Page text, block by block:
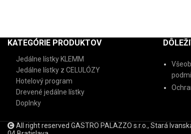
KATEGÓRIE PRODUKTOV
Jedálne lístky KLEMM
Jedálne lístky z CELULÓZY
Hotelový program
Drevené jedálne lístky
Doplnky
All right reserved GASTRO PALAZZO s.r.o., Stará